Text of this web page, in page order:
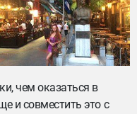
чем оказаться в
и совместить это с